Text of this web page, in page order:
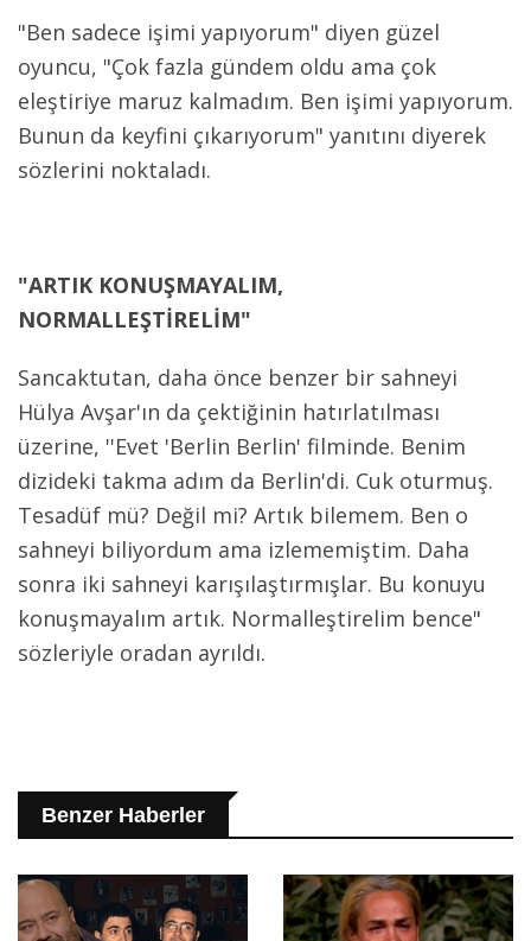
"Ben sadece işimi yapıyorum" diyen güzel
oyuncu, "Çok fazla gündem oldu ama çok
eleştiriye maruz kalmadım. Ben işimi yapıyorum.
Bunun da keyfini çıkarıyorum" yanıtını diyerek
sözlerini noktaladı.
"ARTIK KONUŞMAYALIM,
NORMALLEŞTİRELİM"
Sancaktutan, daha önce benzer bir sahneyi
Hülya Avşar'ın da çektiğinin hatırlatılması
üzerine, ''Evet 'Berlin Berlin' filminde. Benim
dizideki takma adım da Berlin'di. Cuk oturmuş.
Tesadüf mü? Değil mi? Artık bilemem. Ben o
sahneyi biliyordum ama izlememiştim. Daha
sonra iki sahneyi karışılaştırmışlar. Bu konuyu
konuşmayalım artık. Normalleştirelim bence"
sözleriyle oradan ayrıldı.
Benzer Haberler